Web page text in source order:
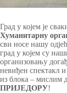
Град у којем је
Хуманитарну
сви носе нашу
град у којем су
организовању
невиђен спектакл
из блока – мислим
ПРИЈЕДОРУ!